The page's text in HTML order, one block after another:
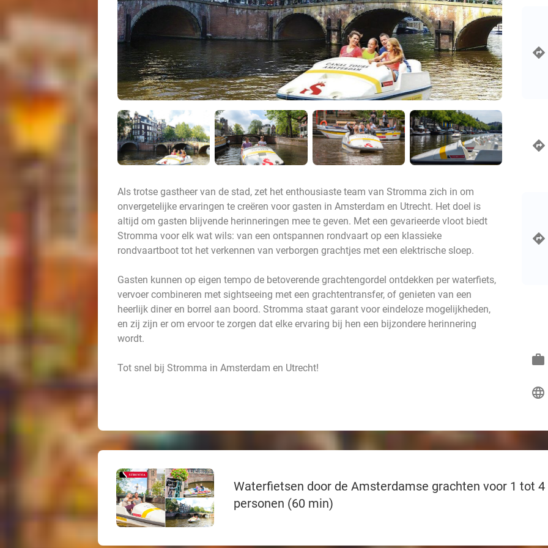
Als trotse gastheer van de stad, zet het enthousiaste team van Stromma zich in om
onvergetelijke ervaringen te creëren voor gasten in Amsterdam en Utrecht. Het doel is
altijd om gasten blijvende herinneringen mee te geven. Met een gevarieerde vloot biedt
Stromma voor elk wat wils: van een ontspannen rondvaart op een klassieke
rondvaartboot tot het verkennen van verborgen grachtjes met een elektrische sloep.
Gasten kunnen op eigen tempo de betoverende grachtengordel ontdekken per waterfiets,
vervoer combineren met sightseeing met een grachtentransfer, of genieten van een
heerlijk diner en borrel aan boord. Stromma staat garant voor eindeloze mogelijkheden,
en zij zijn er om ervoor te zorgen dat elke ervaring bij hen een bijzondere herinnering
wordt.
Tot snel bij Stromma in Amsterdam en Utrecht!
work
language
Waterfietsen door de Amsterdamse grachten voor 1 tot 4
personen (60 min)